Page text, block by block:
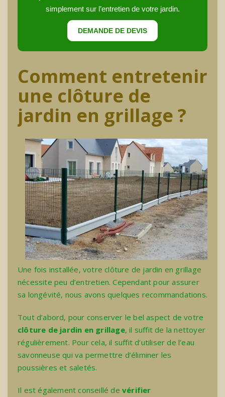
simplement sur l’entretien de votre jardin.
DEMANDE DE DEVIS
Comment entretenir
une clôture de
jardin en grillage ?
Une fois installée, votre clôture de jardin en grillage
nécessite peu d’entretien. Cependant pour assurer
sa longévité, nous avons quelques recommandations.
Tout d’abord, pour conserver le bel aspect de votre
clôture de jardin en grillage, il suffit de la nettoyer
régulièrement. Pour cela, il suffit d’utiliser de l’eau
savonneuse qui va permettre d’éliminer les
poussières et saletés.
Il est également conseillé de vérifier